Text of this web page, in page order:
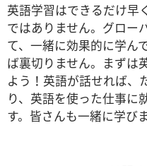
英語学習はできるだけ早
ではありません。グロー
て、一緒に効果的に学ん
ば裏切りません。まずは
よう！英語が話せれば、
り、英語を使った仕事に
す。皆さんも一緒に学び